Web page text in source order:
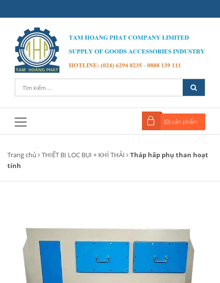
(0) sản phẩm
Trang chủ THIẾT BỊ LỌC BỤI + KHÍ THẢI
Tháp hấp phụ than hoạt
tính